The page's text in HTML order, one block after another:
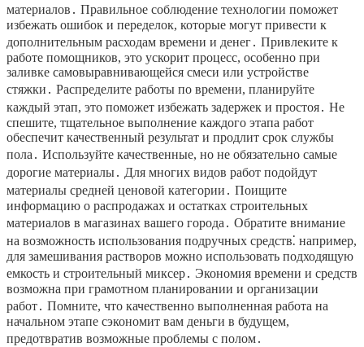
материалов․ Правильное соблюдение технологии поможет
избежать ошибок и переделок, которые могут привести к
дополнительным расходам времени и денег․ Привлеките к
работе помощников, это ускорит процесс, особенно при
заливке самовыравнивающейся смеси или устройстве
стяжки․ Распределите работы по времени, планируйте
каждый этап, это поможет избежать задержек и простоя․ Не
спешите, тщательное выполнение каждого этапа работ
обеспечит качественный результат и продлит срок службы
пола․ Используйте качественные, но не обязательно самые
дорогие материалы․ Для многих видов работ подойдут
материалы средней ценовой категории․ Поищите
информацию о распродажах и остатках строительных
материалов в магазинах вашего города․ Обратите внимание
на возможность использования подручных средств⁚ например,
для замешивания растворов можно использовать подходящую
емкость и строительный миксер․ Экономия времени и средств
возможна при грамотном планировании и организации
работ․ Помните, что качественно выполненная работа на
начальном этапе сэкономит вам деньги в будущем,
предотвратив возможные проблемы с полом․